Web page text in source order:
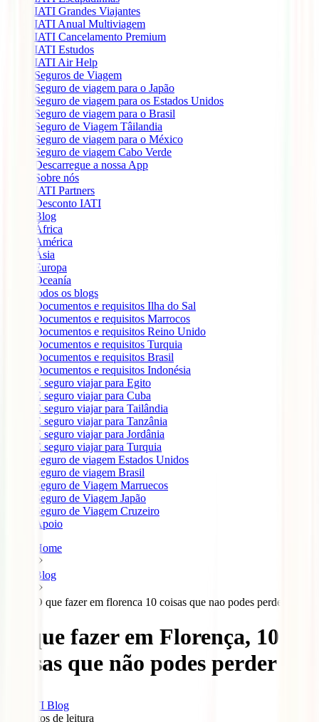
IATI Grandes Viajantes
IATI Anual Multiviagem
IATI Cancelamento Premium
IATI Estudos
IATI Air Help
Seguros de Viagem
Seguro de viagem para o Japão
Seguro de viagem para os Estados Unidos
Seguro de viagem para o Brasil
Seguro de Viagem Tâilandia
Seguro de viagem para o México
Seguro de viagem Cabo Verde
Descarregue a nossa App
Sobre nós
IATI Partners
Desconto IATI
Blog
África
América
Ásia
Europa
Oceanía
todos os blogs
Documentos e requisitos Ilha do Sal
Documentos e requisitos Marrocos
Documentos e requisitos Reino Unido
Documentos e requisitos Turquia
Documentos e requisitos Brasil
Documentos e requisitos Indonésia
É seguro viajar para Egito
É seguro viajar para Cuba
É seguro viajar para Tailândia
É seguro viajar para Tanzânia
É seguro viajar para Jordânia
É seguro viajar para Turquia
Seguro de viagem Estados Unidos
Seguro de viagem Brasil
Seguro de Viagem Marruecos
Seguro de Viagem Japão
Seguro de Viagem Cruzeiro
Apoio
Home
Blog
O que fazer em florenca 10 coisas que nao podes perder
O que fazer em Florença, 10
coisas que não podes perder
IATI Blog
minutos de leitura